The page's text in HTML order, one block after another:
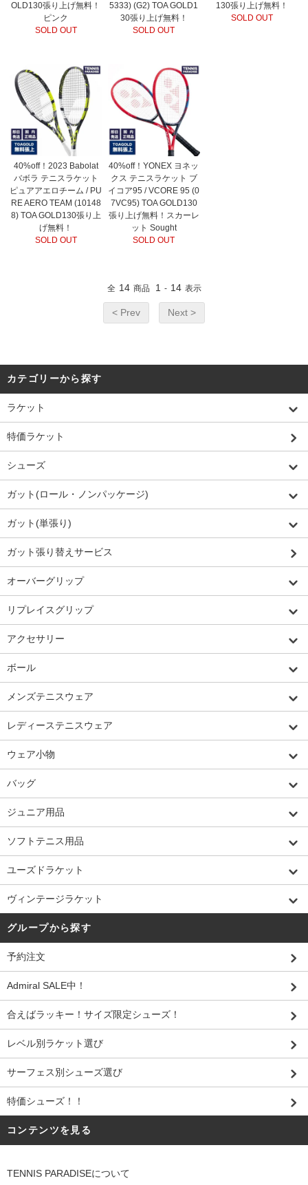
OLD130張り上げ無料！
ピンク
SOLD OUT
5333) (G2) TOA GOLD1
30張り上げ無料！
SOLD OUT
130張り上げ無料！
SOLD OUT
40%off！2023 Babolat
バボラ テニスラケット
ピュアアエロチーム / PU
RE AERO TEAM (10148
8) TOA GOLD130張り上
げ無料！
SOLD OUT
40%off！YONEX ヨネッ
クス テニスラケット ブ
イコア95 / VCORE 95 (0
7VC95) TOA GOLD130
張り上げ無料！スカーレ
ット Sought
SOLD OUT
全 14 商品 1 - 14 表示
< Prev Next >
カテゴリーから探す
ラケット
特価ラケット
シューズ
ガット(ロール・ノンパッケージ)
ガット(単張り)
ガット張り替えサービス
オーバーグリップ
リプレイスグリップ
アクセサリー
ボール
メンズテニスウェア
レディーステニスウェア
ウェア小物
バッグ
ジュニア用品
ソフトテニス用品
ユーズドラケット
ヴィンテージラケット
グループから探す
予約注文
Admiral SALE中！
合えばラッキー！サイズ限定シューズ！
レベル別ラケット選び
サーフェス別シューズ選び
特価シューズ！！
コンテンツを見る
TENNIS PARADISEについて